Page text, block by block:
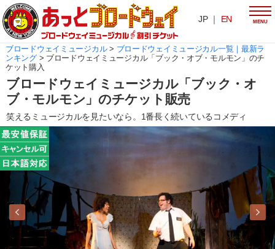
JP ｜ EN MENU
ブロードウェイミュージカル> ブロードウェイミュージカル一覧｜最新ラ
ンキング> ブロードウェイミュージカル「ブック・オブ・モルモン」のチ
ケット購入
ブロードウェイミュージカル「ブック・オ
ブ・モルモン」のチケット販売
笑えるミュージカルを見たいなら。1番長く続いているコメディ